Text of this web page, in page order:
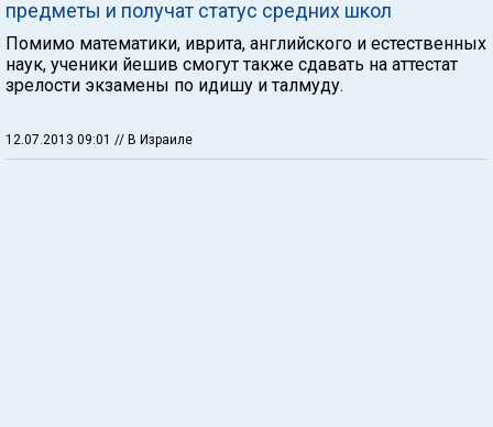
предметы и получат статус средних школ
Помимо математики, иврита, английского и естественных
наук, ученики йешив смогут также сдавать на аттестат
зрелости экзамены по идишу и талмуду.
12.07.2013 09:01 // В Израиле